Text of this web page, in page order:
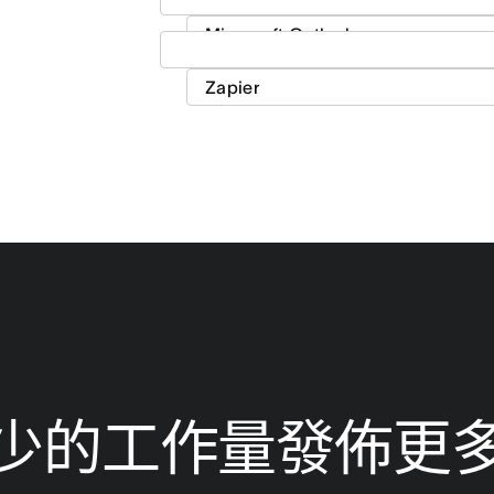
的工作量發佈更